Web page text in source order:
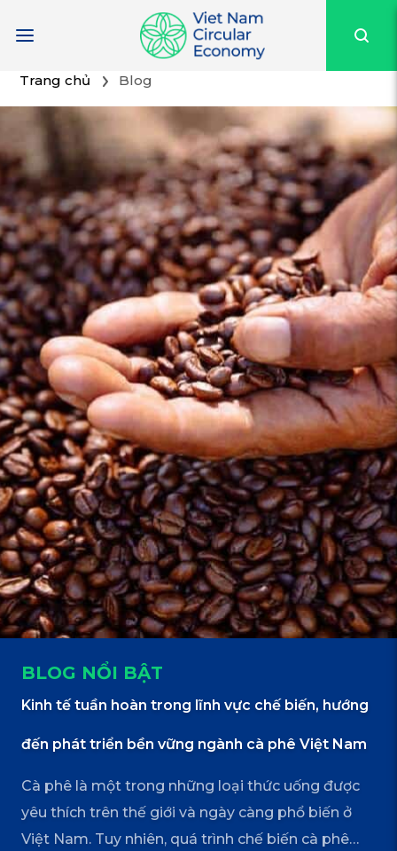
Trang chủ Blog
BLOG NỔI BẬT
Kinh tế tuần hoàn trong lĩnh vực chế biến, hướng
đến phát triển bền vững ngành cà phê Việt Nam
Cà phê là một trong những loại thức uống được
yêu thích trên thế giới và ngày càng phổ biến ở
Việt Nam. Tuy nhiên, quá trình chế biến cà phê